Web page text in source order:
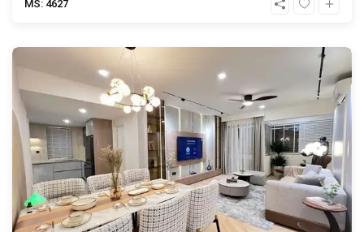
MS: 4627